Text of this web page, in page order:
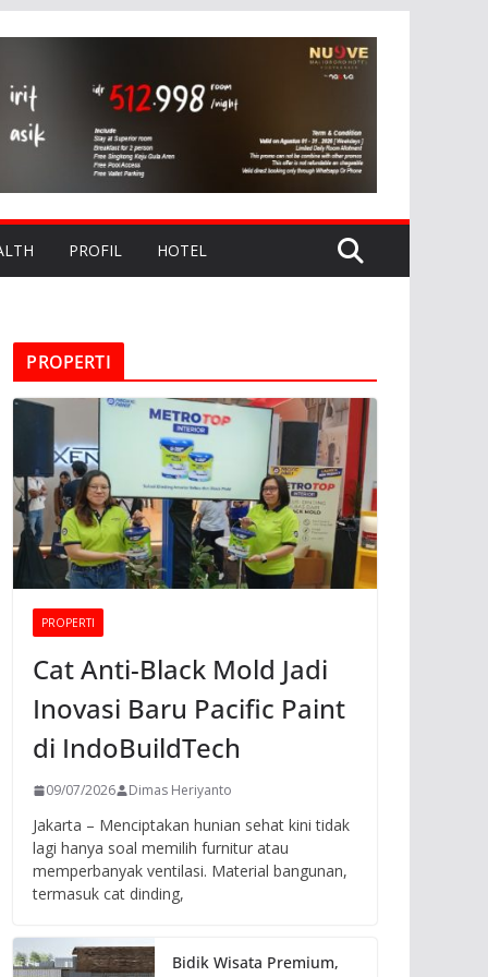
PROFIL HOTEL
PROPERTI
PROPERTI
Cat Anti-Black Mold Jadi
Inovasi Baru Pacific Paint
di IndoBuildTech
09/07/2026 Dimas Heriyanto
Jakarta – Menciptakan hunian sehat kini tidak
lagi hanya soal memilih furnitur atau
memperbanyak ventilasi. Material bangunan,
termasuk cat dinding,
Bidik Wisata Premium,